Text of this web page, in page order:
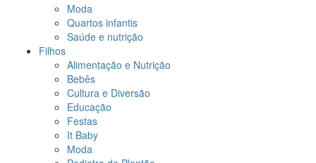
Moda
Quartos infantis
Saúde e nutrição
Filhos
Alimentação e Nutrição
Bebês
Cultura e Diversão
Educação
Festas
It Baby
Moda